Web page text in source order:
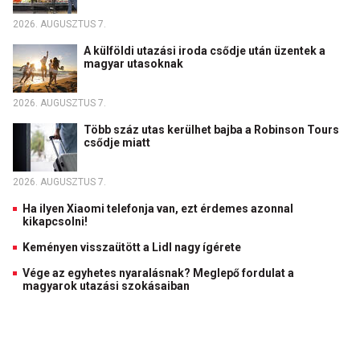
2026. AUGUSZTUS 7.
A külföldi utazási iroda csődje után üzentek a
magyar utasoknak
2026. AUGUSZTUS 7.
Több száz utas kerülhet bajba a Robinson Tours
csődje miatt
2026. AUGUSZTUS 7.
Ha ilyen Xiaomi telefonja van, ezt érdemes azonnal
kikapcsolni!
Keményen visszaütött a Lidl nagy ígérete
Vége az egyhetes nyaralásnak? Meglepő fordulat a
magyarok utazási szokásaiban